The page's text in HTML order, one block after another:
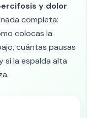
y dolor
completa:
colocas la
cuántas pausas
si la espalda alta